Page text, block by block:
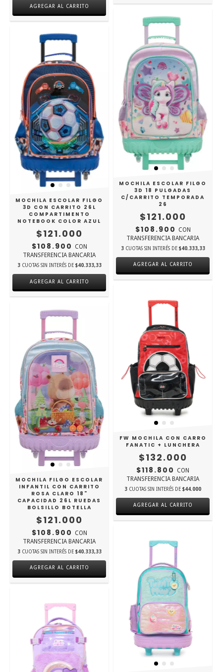
MOCHILA ESCOLAR FILGO
3D CON CARRITO 26L
COMPARTIMENTO
NOTEBOOK COLOR AZUL
$121.000
$108.900 CON
TRANSFERENCIA BANCARIA
3 CUOTAS SIN INTERÉS DE $40.333,33
MOCHILA ESCOLAR FILGO
3D 18 PULGADAS
C/CARRITO TEMPORADA
26
$121.000
$108.900 CON
TRANSFERENCIA BANCARIA
3 CUOTAS SIN INTERÉS DE $40.333,33
MOCHILA FILGO ESCOLAR
INFANTIL CON CARRITO
ROSA CLARO 18"
CAPACIDAD 26L RUEDAS
BOLSILLO BOTELLA
$121.000
$108.900 CON
TRANSFERENCIA BANCARIA
3 CUOTAS SIN INTERÉS DE $40.333,33
FW MOCHILA CON CARRO
FANATIC + LUNCHERA
$132.000
$118.800 CON
TRANSFERENCIA BANCARIA
3 CUOTAS SIN INTERÉS DE $44.000
AGREGAR AL CARRITO